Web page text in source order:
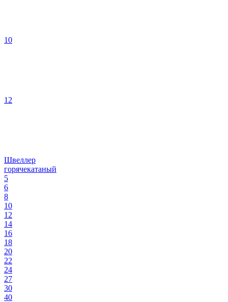
10
12
Швеллер
горячекатаный
5
6
8
10
12
14
16
18
20
22
24
27
30
40